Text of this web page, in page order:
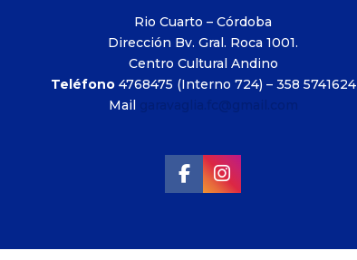
Rio Cuarto – Córdoba
Dirección Bv. Gral. Roca 1001.
Centro Cultural Andino
Teléfono4768475 (Interno 724) – 358 5741624
Mail garavaglia.fc@gmail.com